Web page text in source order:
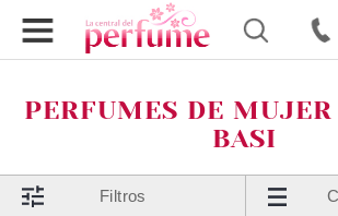
PERFUMES DE
BASI
Filtros